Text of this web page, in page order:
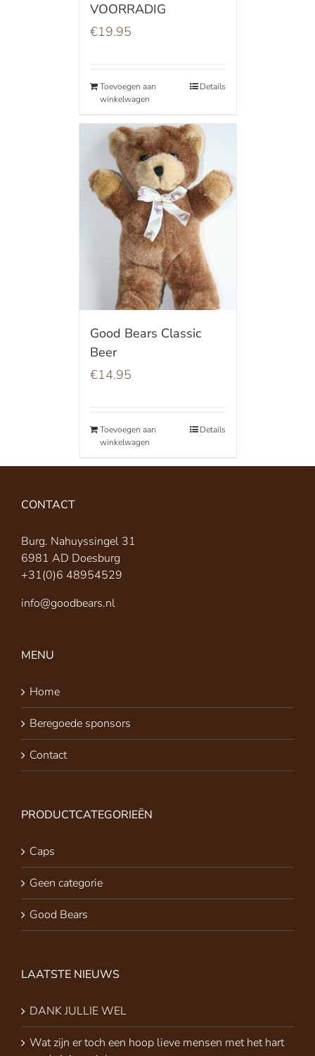
VOORRADIG
€19.95
Toevoegen aan
winkelwagen
Details
Good Bears Classic
Beer
€14.95
Toevoegen aan
winkelwagen
Details
CONTACT
Burg. Nahuyssingel 31
6981 AD Doesburg
+31(0)6 48954529
info@goodbears.nl
MENU
Home
Beregoede sponsors
Contact
PRODUCTCATEGORIEËN
Caps
Geen categorie
Good Bears
LAATSTE NIEUWS
DANK JULLIE WEL
Wat zijn er toch een hoop lieve mensen met het hart